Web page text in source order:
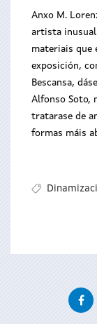
Anxo M.
artista inusual
materiais que
exposición,
Bescansa,
Alfonso Soto,
tratarase de
formas máis